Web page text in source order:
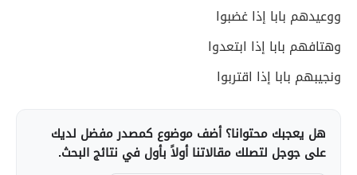
ووعيدهم بابا إذا غضبوا
وهتافهم بابا إذا ابتعدوا
ونجيبهم بابا إذا اقتربوا
هل يعجبك محتوانا؟ أضف موضوع كمصدر مفضل لديك
على جوجل لتصلك مقالاتنا أولاً بأول في نتائج البحث.